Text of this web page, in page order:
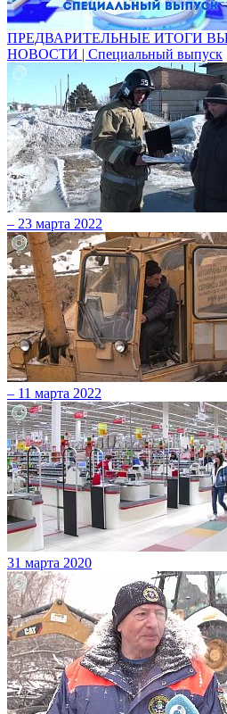
ПРЕДВАРИТЕЛЬНЫЕ ИТОГИ
НОВОСТИ | Специальный выпуск
– 23 марта 2022
– 11 марта 2022
31 марта 2020